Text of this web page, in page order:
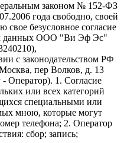
законом № 152-ФЗ
года свободно, своей
свое безусловное согласие
данных ООО "Ви Эф Эс"
с законодательством РФ
пер Волков, д. 13
- Оператор). 1. Согласие
или всех категорий
специальными или
мною, которые могут
телефона; 2. Оператор
сбор; запись;